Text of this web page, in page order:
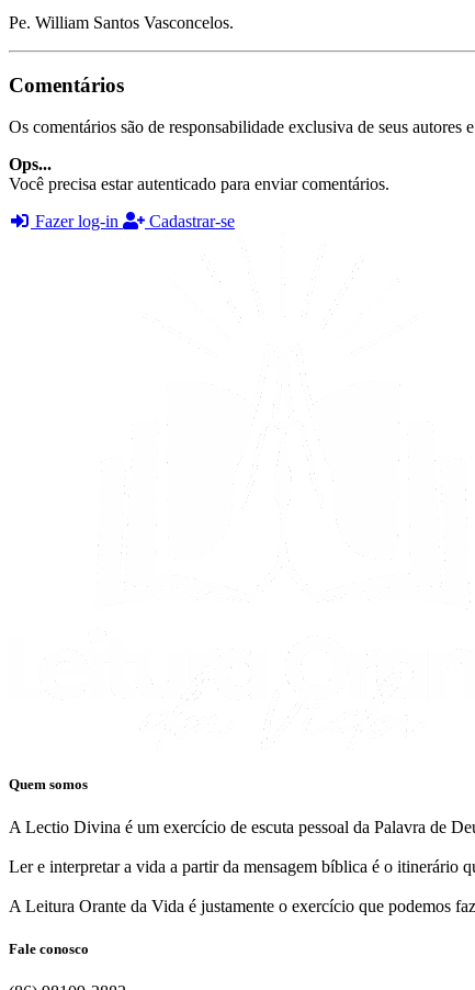
Pe. William Santos Vasconcelos.
Comentários
Os comentários são de responsabilidade exclusiva de seus autores
Ops...
Você precisa estar autenticado para enviar comentários.
Fazer log-in
Cadastrar-se
Quem somos
A Lectio Divina é um exercício de escuta pessoal da Palavra de
Ler e interpretar a vida a partir da mensagem bíblica é o itinerário
A Leitura Orante da Vida é justamente o exercício que podemos
Fale conosco